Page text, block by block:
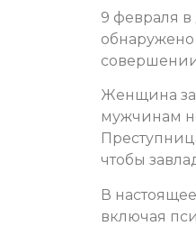
9 февраля
совершении
Женщина
мужчинам
чтобы
В
включая